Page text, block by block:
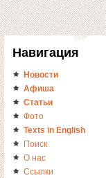
Навигация
Новости
Афиша
Статьи
Фото
Texts in English
Поиск
О нас
Ссылки